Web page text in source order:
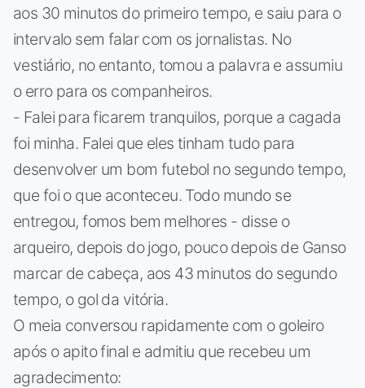
aos 30 minutos do primeiro tempo, e saiu para o
intervalo sem falar com os jornalistas. No
vestiário, no entanto, tomou a palavra e assumiu
o erro para os companheiros.
- Falei para ficarem tranquilos, porque a cagada
foi minha. Falei que eles tinham tudo para
desenvolver um bom futebol no segundo tempo,
que foi o que aconteceu. Todo mundo se
entregou, fomos bem melhores - disse o
arqueiro, depois do jogo, pouco depois de Ganso
marcar de cabeça, aos 43 minutos do segundo
tempo, o gol da vitória.
O meia conversou rapidamente com o goleiro
após o apito final e admitiu que recebeu um
agradecimento: